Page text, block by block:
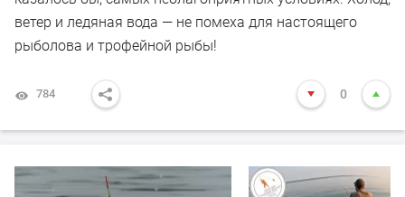
ветер и ледяная вода — не помеха для настоящего
рыболова и трофейной рыбы!
784 0